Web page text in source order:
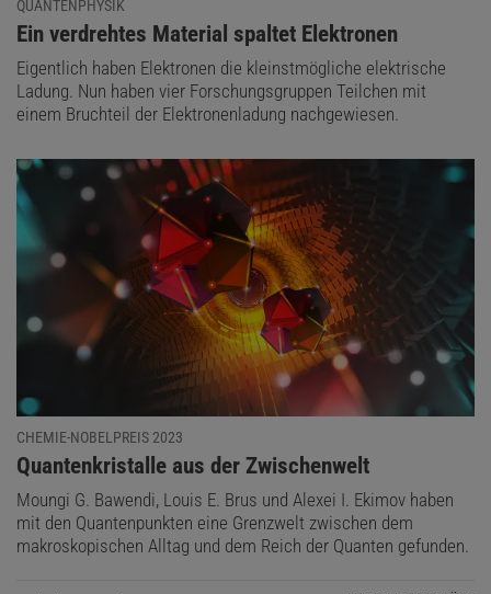
QUANTENPHYSIK
:
Ein verdrehtes Material spaltet Elektronen
Eigentlich haben Elektronen die kleinstmögliche elektrische
Ladung. Nun haben vier Forschungsgruppen Teilchen mit
einem Bruchteil der Elektronenladung nachgewiesen.
CHEMIE-NOBELPREIS 2023
:
Quantenkristalle aus der Zwischenwelt
Moungi G. Bawendi, Louis E. Brus und Alexei I. Ekimov haben
mit den Quantenpunkten eine Grenzwelt zwischen dem
makroskopischen Alltag und dem Reich der Quanten gefunden.